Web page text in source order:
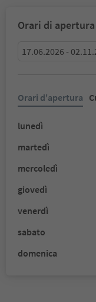
Orari di apertura
17.06.2026 -
Orari d'apertura
lunedì
martedì
mercoledì
giovedì
venerdì
sabato
domenica